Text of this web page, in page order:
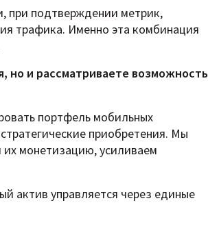
при подтверждении метрик,
трафика. Именно эта комбинация
но и рассматриваете возможность
портфель мобильных
приобретения. Мы
монетизацию, усиливаем
актив управляется через единые